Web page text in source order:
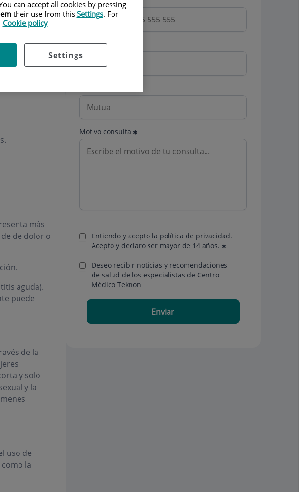
más
de dolor o
aguda).
puede
de la
y solo
y la
uso de
la
Email
Motivo consulta
Entiendo y acepto la política de privacidad.
Acepto y declaro ser mayor de 14 años.
Deseo recibir noticias y recomendaciones
de salud de los especialistas de Centro
Médico Teknon
Enviar
can accept all cookies by pressing
their use from this Settings. For
Cookie policy
Settings